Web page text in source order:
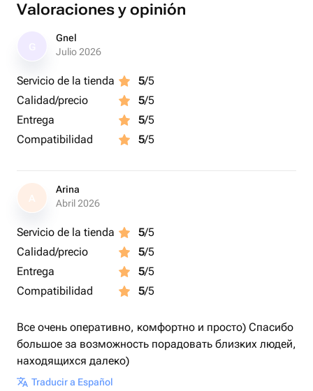
Дизайн также можно обговорить после оформления
Valoraciones y opinión
Gnel
Julio 2026
Servicio de la tienda 5/5
Calidad/precio
5/5
Entrega
5/5
Compatibilidad
5/5
A
Arina
Abril 2026
Servicio de la tienda 5/5
Calidad/precio
5/5
Entrega
5/5
Compatibilidad
5/5
Все очень оперативно, комфортно и просто) Спасибо
большое за возможность порадовать близких людей,
находящихся далеко)
Traducir a Español